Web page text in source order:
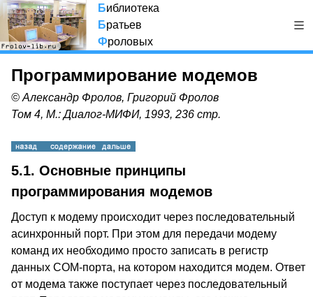
Библиотека
Братьев
Фроловых
Программирование модемов
© Александр Фролов, Григорий Фролов
Том 4, М.: Диалог-МИФИ, 1993, 236 стр.
5.1. Основные принципы
программирования модемов
Доступ к модему происходит через последовательный
асинхронный порт. При этом для передачи модему
команд их необходимо просто записать в регистр
данных COM-порта, на котором находится модем. Ответ
от модема также поступает через последовательный